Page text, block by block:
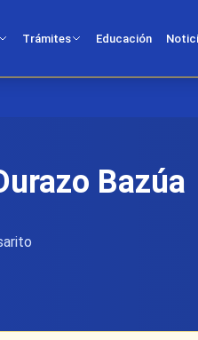
Trámites Educación
Bazúa